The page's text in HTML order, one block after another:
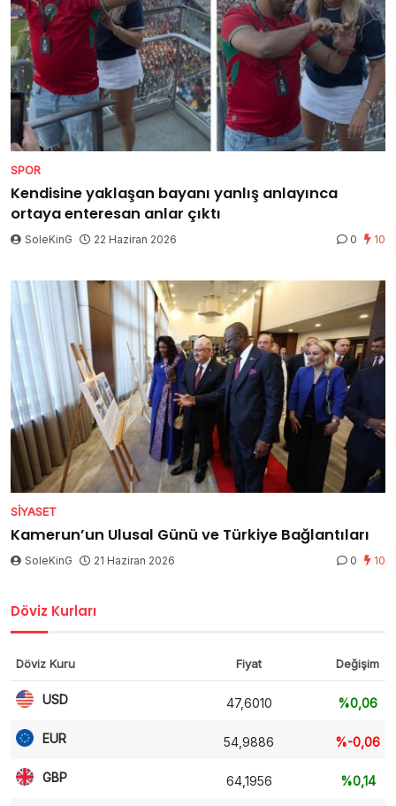
SPOR
Kendisine yaklaşan bayanı yanlış anlayınca
ortaya enteresan anlar çıktı
SoleKinG 22 Haziran 2026 0 10
SIYASET
Kamerun’un Ulusal Günü ve Türkiye Bağlantıları
SoleKinG 21 Haziran 2026 0 10
Döviz Kurları
Döviz Kuru Fiyat Değişim
USD 47,6010 %0,06
EUR 54,9886 %-0,06
GBP 64,1956 %0,14